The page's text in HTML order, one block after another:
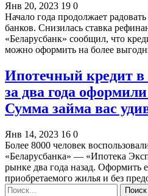
Янв 20, 2023 19 0
Начало года продолжает
банков. Снизилась ставка
«Беларусбанк» сообщил, что
можно оформить на более
Ипотечный кредит в
за два года
Сумма займа вас
Янв 14, 2023 16 0
Более 8000 человек
«Беларусбанка» — «Ипотека
рынке два года назад. Оформить
приобретаемого жилья и без